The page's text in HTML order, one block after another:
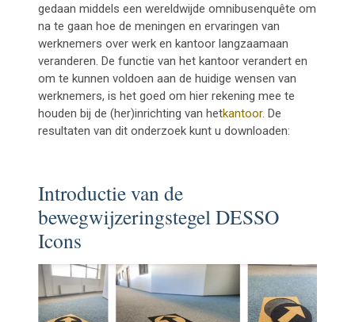
gedaan middels een wereldwijde omnibusenquête om
na te gaan hoe de meningen en ervaringen van
werknemers over werk en kantoor langzaamaan
veranderen. De functie van het kantoor verandert en
om te kunnen voldoen aan de huidige wensen van
werknemers, is het goed om hier rekening mee te
houden bij de (her)inrichting van hetkantoor. De
resultaten van dit onderzoek kunt u downloaden:
Introductie van de
bewegwijzeringstegel DESSO
Icons